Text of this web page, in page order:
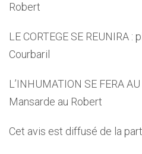
Robert
LE CORTEGE SE REUNIRA
Courbaril
L’INHUMATION SE FERA
Mansarde au Robert
Cet avis est diffusé de la